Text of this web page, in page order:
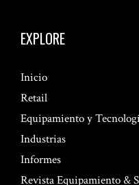
EXPLORE
Inicio
Retail
Equipamiento y
Industrias
Informes
Revista Equipamiento &